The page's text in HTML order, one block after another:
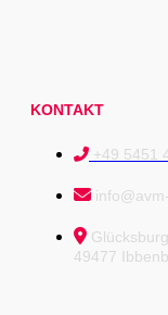
KONTAKT
+49 5451
49477